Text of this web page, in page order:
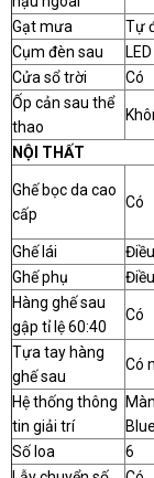
Gạt mưa
Tự
Cụm đèn sau
LED
Cửa sổ trời
Có
Ốp cản sau thể
thao
NỘI THẤT
Ghế bọc da cao
cấp
Có
Ghế lái
Ghế phụ
Hàng ghế sau
gập tỉ lệ 60:40
Có
Tựa tay hàng
ghế sau
Có
Hệ thống thông
tin giải trí
Số loa
6